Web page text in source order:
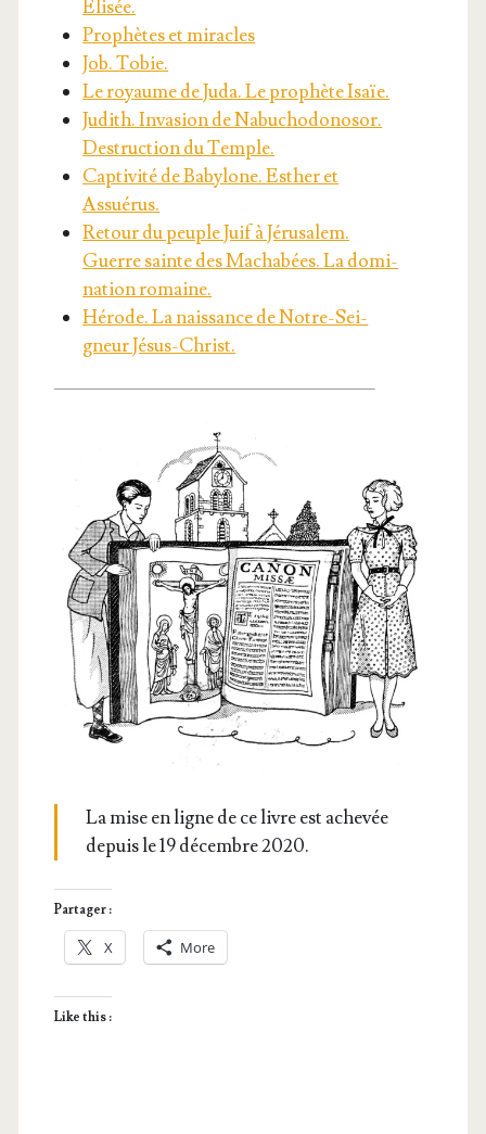
Élisée.
Pro­phètes et miracles
Job. Tobie.
Le royaume de Juda. Le pro­phète Isaïe.
Judith. Inva­sion de Nabu­cho­do­no­sor.
Des­truc­tion du Temple.
Cap­ti­vi­té de Baby­lone. Esther et
Assuérus.
Retour du peuple Juif à Jéru­sa­lem.
Guerre sainte des Macha­bées. La domi­
na­tion romaine.
Hérode. La nais­sance de Notre-Sei­
gneur Jésus-Christ.
La mise en ligne de ce livre est ache­vée
depuis le 19 décembre 2020.
Partager :
X More
Like this :